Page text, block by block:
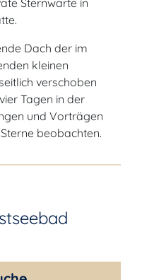
Sternwarte in
Dach der im
kleinen
verschoben
Tagen in der
und Vorträgen
beobachten.